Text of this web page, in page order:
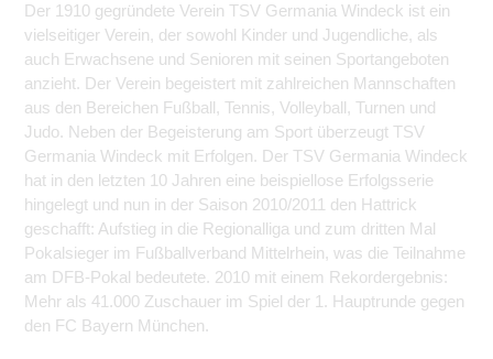
Der 1910 gegründete Verein TSV Germania Windeck ist ein
vielseitiger Verein, der sowohl Kinder und Jugendliche, als
auch Erwachsene und Senioren mit seinen Sportangeboten
anzieht. Der Verein begeistert mit zahlreichen Mannschaften
aus den Bereichen Fußball, Tennis, Volleyball, Turnen und
Judo. Neben der Begeisterung am Sport überzeugt TSV
Germania Windeck mit Erfolgen. Der TSV Germania Windeck
hat in den letzten 10 Jahren eine beispiellose Erfolgsserie
hingelegt und nun in der Saison 2010/2011 den Hattrick
geschafft: Aufstieg in die Regionalliga und zum dritten Mal
Pokalsieger im Fußballverband Mittelrhein, was die Teilnahme
am DFB-Pokal bedeutete. 2010 mit einem Rekordergebnis:
Mehr als 41.000 Zuschauer im Spiel der 1. Hauptrunde gegen
den FC Bayern München.